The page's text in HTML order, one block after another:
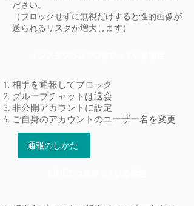
ださい。
（ブロックせずに無視だけすると性的画像が
送られるリスクが増大します）
相手を通報してブロック
グループチャットは退会
非公開アカウントに設定
ご自身のアカウントのユーザー名を変更
通報のしかた